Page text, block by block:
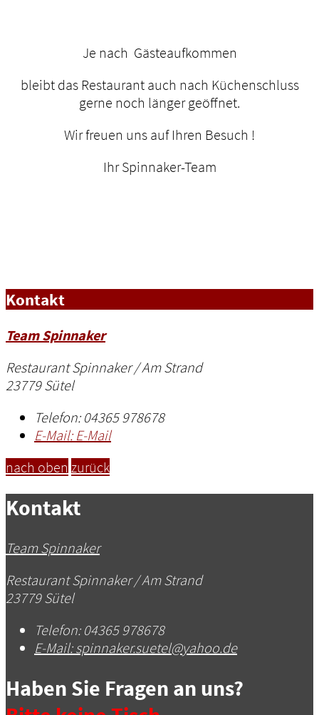
Je nach Gästeaufkommen
bleibt das Restaurant auch nach Küchenschluss
gerne noch länger geöffnet.
Wir freuen uns auf Ihren Besuch !
Ihr Spinnaker-Team
Kontakt
Team Spinnaker
Restaurant Spinnaker / Am Strand
23779 Sütel
Telefon:04365 978678
E-Mail:E-Mail
nach oben zurück
Kontakt
Team Spinnaker
Restaurant Spinnaker / Am Strand
23779 Sütel
Telefon: 04365 978678
E-Mail:spinnaker.suetel@yahoo.de
Haben Sie Fragen an uns?